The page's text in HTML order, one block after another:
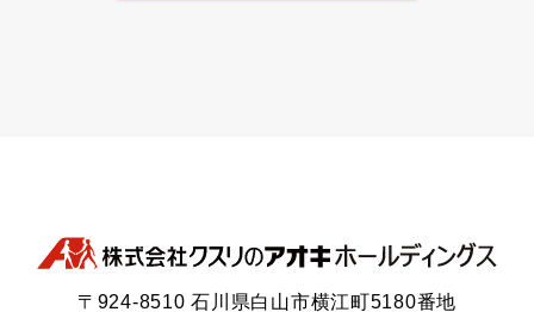
〒924-8510 石川県白山市横江町5180番地